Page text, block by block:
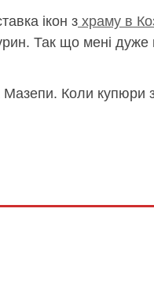
ікон з храму в
Так що мені
Мазепи. Коли купюри